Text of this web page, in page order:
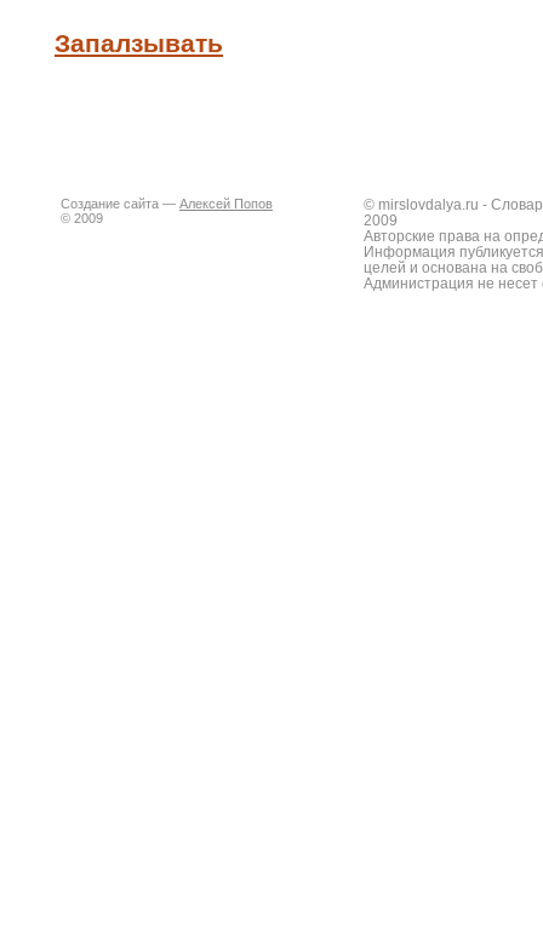
Запалзывать
Создание сайта — Алексей Попов
© 2009
© mirslovdalya.ru -
2009
Авторские права на
Информация
целей и основана на
Администрация не несет